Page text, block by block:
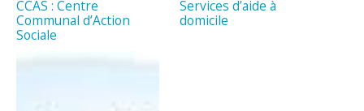
CCAS : Centre
Communal d’Action
Sociale
Services d’aide à
domicile